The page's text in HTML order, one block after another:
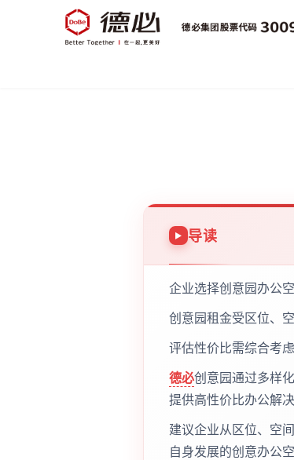
导读
企业选择创意园办公
创意园租金受区位、
评估性价比需综合考
德必创意园通过多样
提供高性价比办公解决
建议企业从区位、空
自身发展的创意办公空